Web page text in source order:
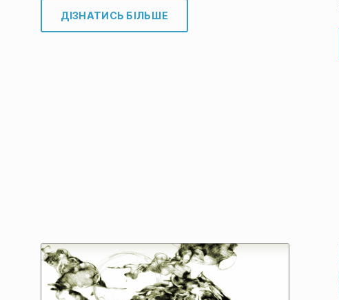
ДІЗНАТИСЬ БІЛЬШЕ